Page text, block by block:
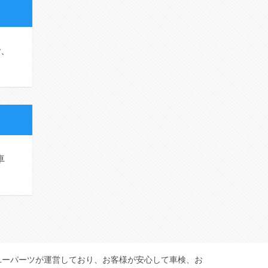
パーツが運営しており、お客様が安心して車検、お